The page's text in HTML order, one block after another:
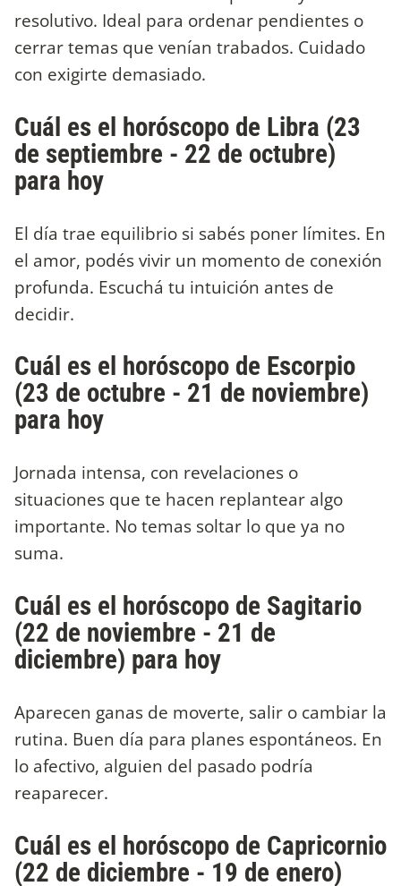
resolutivo. Ideal para ordenar pendientes o
cerrar temas que venían trabados. Cuidado
con exigirte demasiado.
Cuál es el horóscopo de Libra (23
de septiembre - 22 de octubre)
para hoy
El día trae equilibrio si sabés poner límites. En
el amor, podés vivir un momento de conexión
profunda. Escuchá tu intuición antes de
decidir.
Cuál es el horóscopo de Escorpio
(23 de octubre - 21 de noviembre)
para hoy
Jornada intensa, con revelaciones o
situaciones que te hacen replantear algo
importante. No temas soltar lo que ya no
suma.
Cuál es el horóscopo de Sagitario
(22 de noviembre - 21 de
diciembre) para hoy
Aparecen ganas de moverte, salir o cambiar la
rutina. Buen día para planes espontáneos. En
lo afectivo, alguien del pasado podría
reaparecer.
Cuál es el horóscopo de Capricornio
(22 de diciembre - 19 de enero)